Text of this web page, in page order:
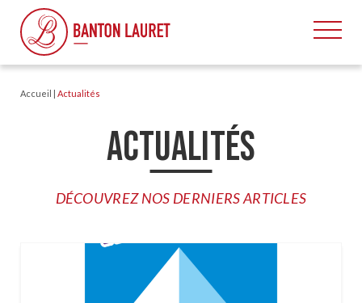
Accueil | Actualités
ACTUALITÉS
DÉCOUVREZ NOS DERNIERS ARTICLES